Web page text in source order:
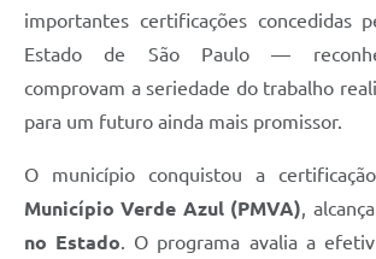
Defesa Civil
Junta de Serviço Militar
importantes certificações concedidas
Estado de São Paulo —
comprovam a seriedade do trabalho
para um futuro ainda mais promissor.
O município conquistou a
Município Verde Azul (PMVA),
no Estado. O programa avalia a